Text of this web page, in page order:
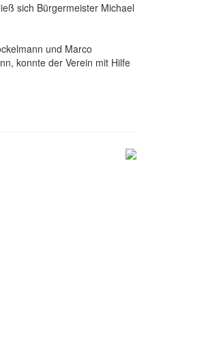
sich Bürgermeister Michael
und Marco
konnte der Verein mit Hilfe